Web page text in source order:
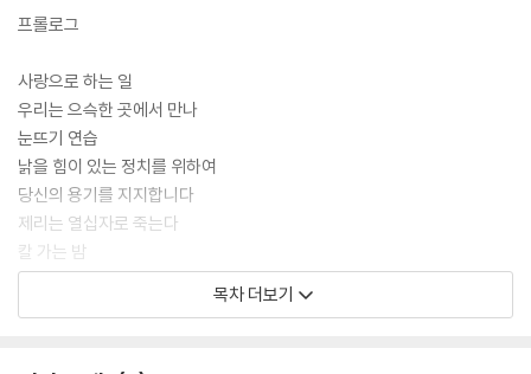
프롤로그
사랑으로 하는 일
우리는 으슥한 곳에서 만나
눈뜨기 연습
낡을 힘이 있는 정치를 위하여
당신의 용기를 지지합니다
제리는 열십자로 죽는다
칼 가는 밤
나의 개와 너의 쥐
꿈은 이루어지고 공연은 멈춘다
목차 더보기